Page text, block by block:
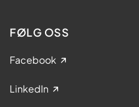
FØLG OSS
Facebook
LinkedIn